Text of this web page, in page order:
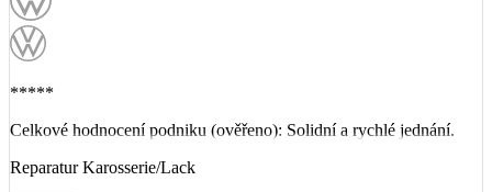
*****
Celkové hodnocení podniku (ověřeno): Solidní a rychlé jednání.
Reparatur Karosserie/Lack